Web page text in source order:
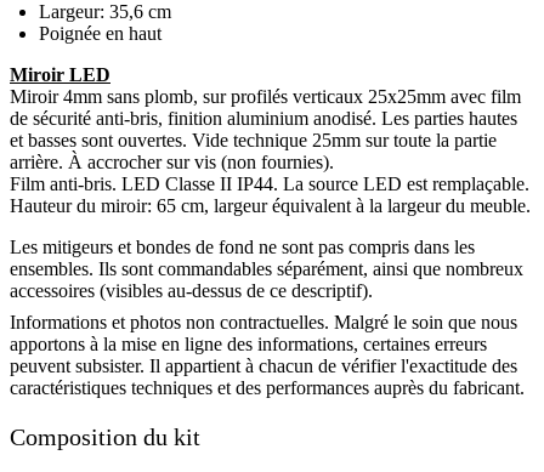
Largeur: 35,6 cm
Poignée en haut
Miroir LED
Miroir 4mm sans plomb, sur profilés verticaux 25x25mm avec film
de sécurité anti-bris, finition aluminium anodisé. Les parties hautes
et basses sont ouvertes. Vide technique 25mm sur toute la partie
arrière. À accrocher sur vis (non fournies).
Film anti-bris. LED Classe II IP44. La source LED est remplaçable.
Hauteur du miroir: 65 cm, largeur équivalent à la largeur du meuble.
Les mitigeurs et bondes de fond ne sont pas compris dans les
ensembles. Ils sont commandables séparément, ainsi que nombreux
accessoires (visibles au-dessus de ce descriptif).
Informations et photos non contractuelles. Malgré le soin que nous
apportons à la mise en ligne des informations, certaines erreurs
peuvent subsister. Il appartient à chacun de vérifier l'exactitude des
caractéristiques techniques et des performances auprès du fabricant.
Composition du kit